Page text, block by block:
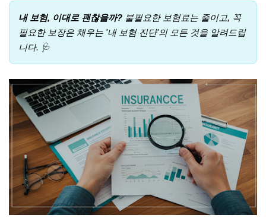
내 보험, 이대로 괜찮을까? 불필요한 보험료는 줄이고, 꼭
필요한 보장은 채우는 '내 보험 진단'의 모든 것을 알려드립
니다. 🩺